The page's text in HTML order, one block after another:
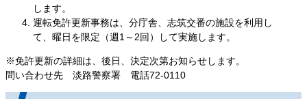
します。
運転免許更新事務は、分庁舎、志筑交番の施設を利用し
て、曜日を限定（週1～2回）して実施します。
※免許更新の詳細は、後日、決定次第お知らせします。
問い合わせ先 淡路警察署 電話72-0110